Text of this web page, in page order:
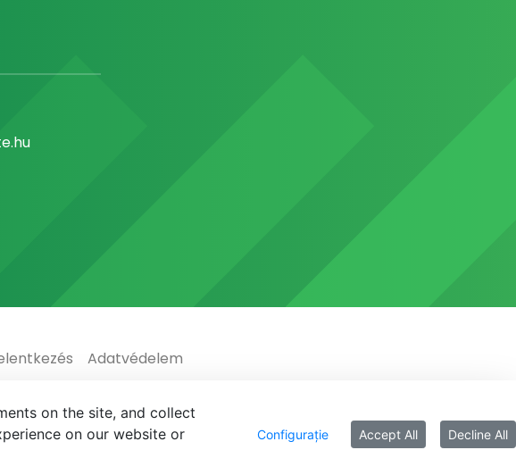
Adatvédelem
on the site, and collect
on our website or
Configurație Accept All Decline All